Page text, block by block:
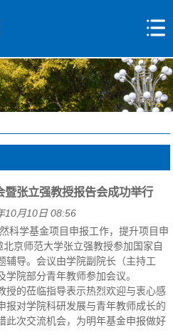
张立强教授报告会成功举行
10月10日 08:56
科学基金项目申报工作，提升项目申
京师范大学张立强教授参加国家自
辅导。会议由学院副院长（主持工
院部分青年教师参加会议。
授的莅临指导表示热烈欢迎与衷心感
报对学院科研发展与青年教师成长的
此次交流机会，为明年基金申报做好